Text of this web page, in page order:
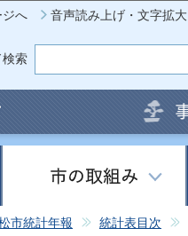
ジへ 音声読み上げ・文字拡大
検索
市統計年報 統計表目次